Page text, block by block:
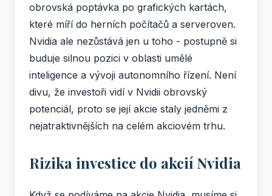
obrovská poptávka po grafických kartách,
které míří do herních počítačů a serveroven.
Nvidia ale nezůstává jen u toho - postupně si
buduje silnou pozici v oblasti umělé
inteligence a vývoji autonomního řízení. Není
divu, že investoři vidí v Nvidii obrovský
potenciál, proto se její akcie staly jedněmi z
nejatraktivnějších na celém akciovém trhu.
Rizika investice do akcií Nvidia